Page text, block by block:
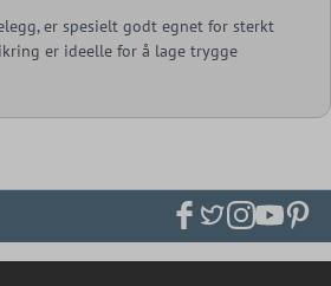
er spesielt godt egnet for sterkt
er ideelle for å lage trygge